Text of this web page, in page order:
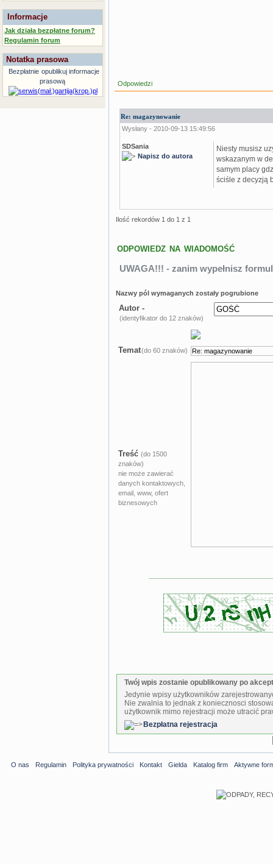
Informacje
Jak działa bezpłatne forum?
Regulamin forum
Notatka prasowa
Bezpłatnie opublikuj informacje
prasową
Odpowiedzi
Re: magazynowanie
Wysłany - 2010-09-13 15:49:56
SDSania
Napisz do autora
Niesty musisz
wskazanym w
samym placy
ściśle z decyzją
Ilość rekordów 1 do 1 z 1
ODPOWIEDZ NA WIADOMOŚĆ
UWAGA!!! - zanim wypełnisz
Nazwy pól wymaganych zostały pogrubione
Autor -
(identyfikator do 12 znaków)
Temat(do 60 znaków)
Treść (do 1500
znaków)
nie może zawierać
danych kontaktowych,
email, www, ofert
biznesowych
Twój wpis zostanie opublikowany po
Jedynie wpisy użytkowników
Nie zwalnia to jednak z koniecznosci
użytkownik mimo rejestracji może utracić
Bezpłatna rejestracja
O nas Regulamin Polityka prywatności Kontakt Gielda Katalog firm Aktywne